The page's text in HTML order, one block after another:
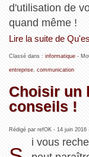
d'utilisation de
quand même !
Lire la suite de
Classé dans : informatique-
entreprise, communication
Choisir un
conseils !
Rédigé par refOK - 14 juin 2016
i vous